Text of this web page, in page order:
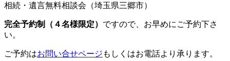
相続・遺言無料相談会（埼玉県三郷市）
完全予約制（４名様限定） ですので、お早めにご予約下さ
い。
ご予約はお問い合せページ もしくはお電話より承ります。